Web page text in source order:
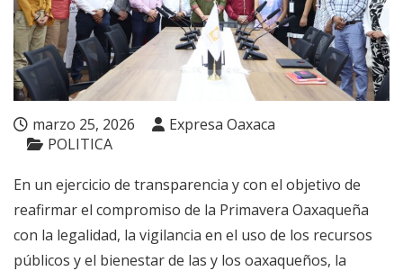
marzo 25, 2026
Expresa Oaxaca
POLITICA
En un ejercicio de transparencia y con el objetivo de
reafirmar el compromiso de la Primavera Oaxaqueña
con la legalidad, la vigilancia en el uso de los recursos
públicos y el bienestar de las y los oaxaqueños, la